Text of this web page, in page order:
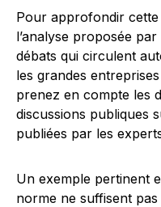
Pour approfondir
l’analyse proposée
débats qui circulent
les grandes
prenez en compte les
discussions publiques
publiées par les
Un exemple pertinent
norme ne suffisent